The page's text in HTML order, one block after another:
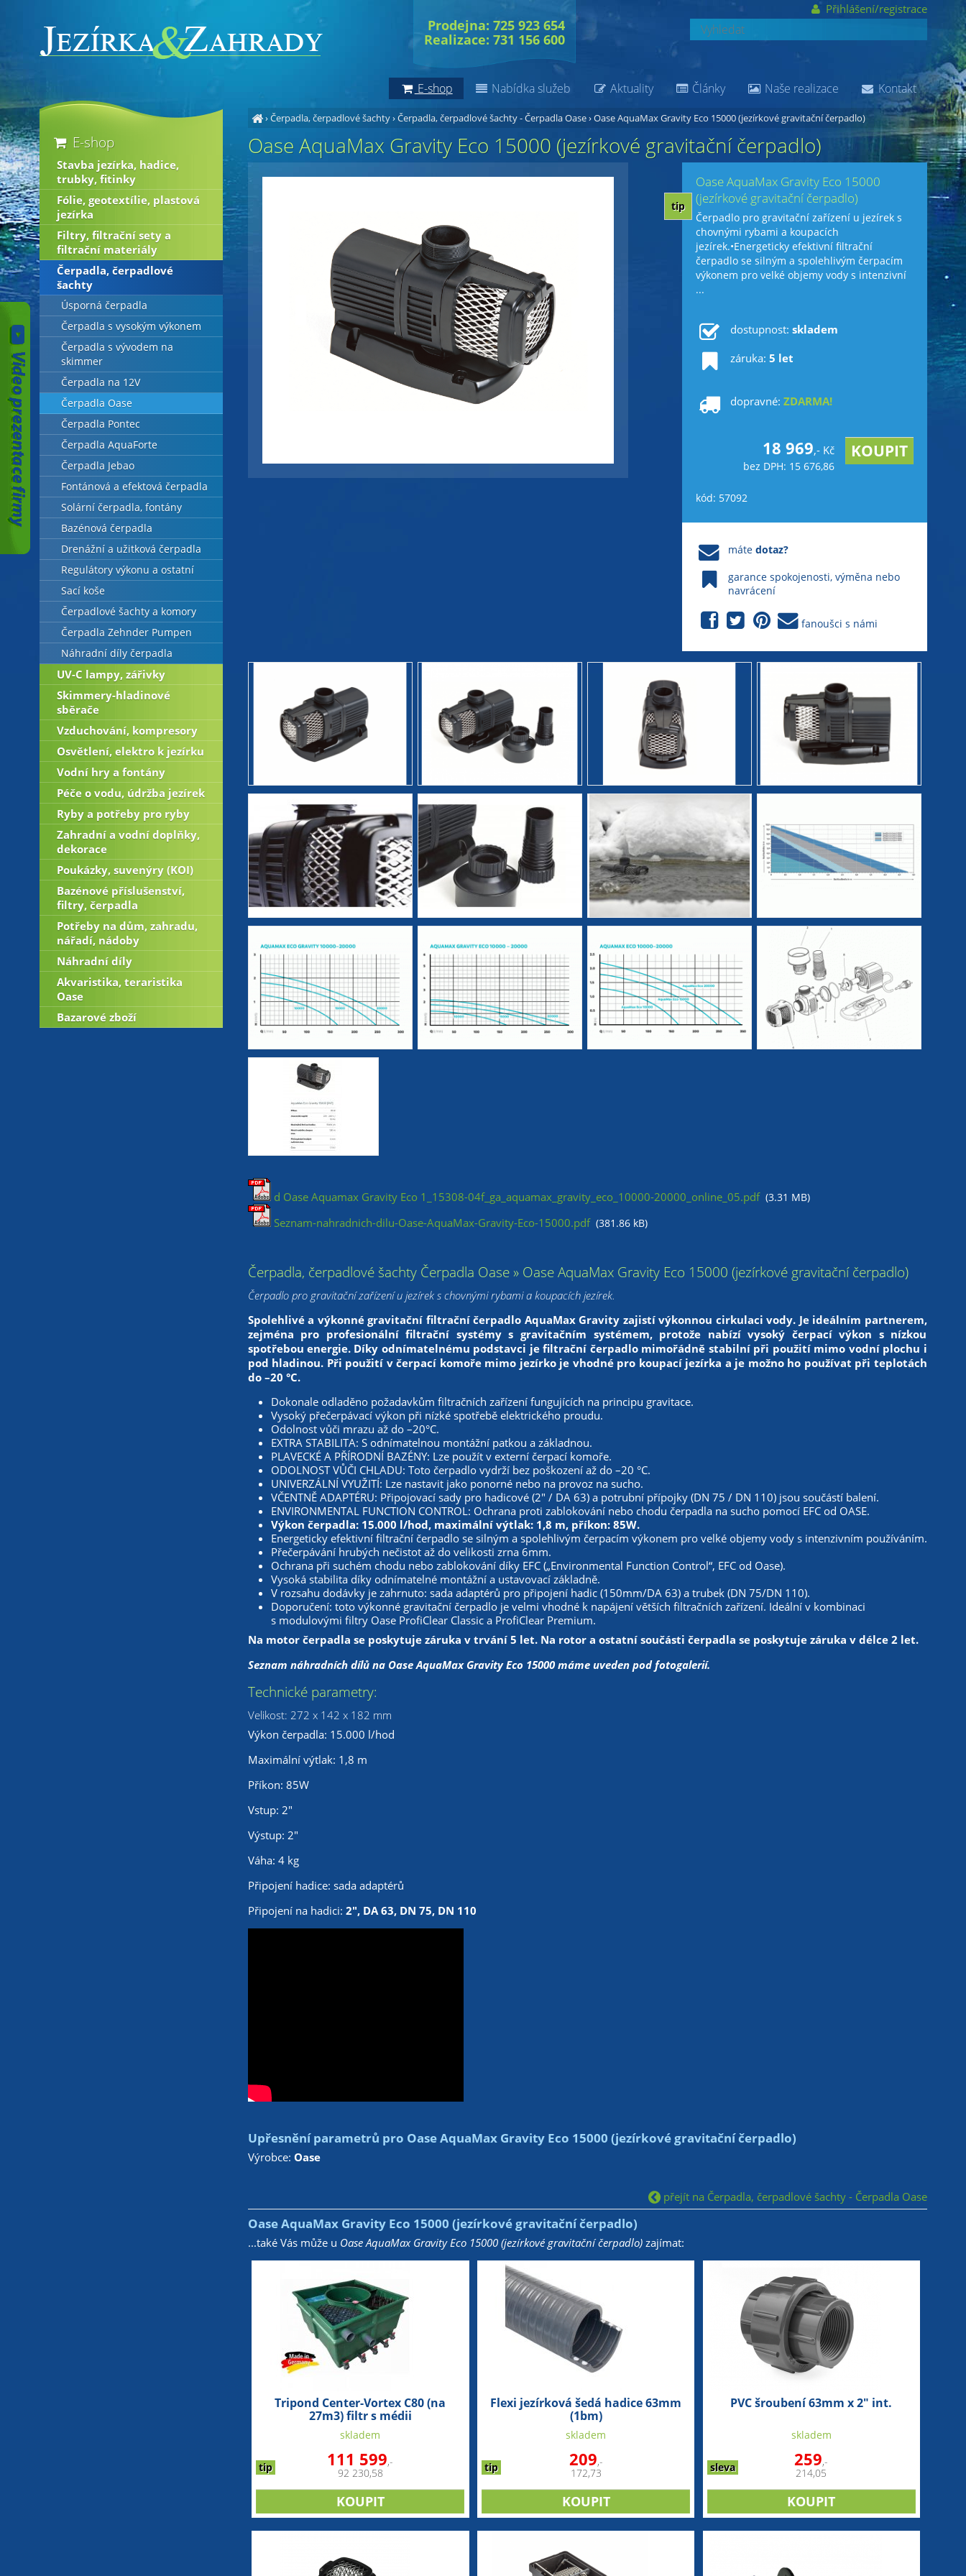
›Čerpadla, čerpadlové šachty›Čerpadla, čerpadlové šachty - Čerpadla Oase›Oase AquaMax Gravity Eco 15000 (jezírkové gravitační čerpadlo)
Oase AquaMax Gravity Eco 15000 (jezírkové gravitační čerpadlo)
Oase AquaMax Gravity Eco 15000
(jezírkové gravitační čerpadlo)
Čerpadlo pro gravitační zařízení u jezírek s
chovnými rybami a koupacích
jezírek.•Energeticky efektivní filtrační
čerpadlo se silným a spolehlivým čerpacím
výkonem pro velké objemy vody s intenzivní
...
tip
dostupnost: skladem
záruka: 5 let
dopravné: ZDARMA!
18 969,- Kč
bez DPH: 15 676,86
kód: 57092
mátedotaz?
garance spokojenosti, výměna nebo
navrácení
fanoušci s námi
d Oase Aquamax Gravity Eco 1_15308-04f_ga_aquamax_gravity_eco_10000-20000_online_05.pdf (3.31 MB)
Seznam-nahradnich-dilu-Oase-AquaMax-Gravity-Eco-15000.pdf (381.86 kB)
Čerpadla, čerpadlové šachty Čerpadla Oase » Oase AquaMax Gravity Eco 15000 (jezírkové gravitační čerpadlo)
Čerpadlo pro gravitační zařízení u jezírek s chovnými rybami a koupacích jezírek.
Spolehlivé a výkonné gravitační filtrační čerpadlo AquaMax Gravity zajistí výkonnou cirkulaci vody. Je ideálním partnerem,
zejména pro profesionální filtrační systémy s gravitačním systémem, protože nabízí vysoký čerpací výkon s nízkou
spotřebou energie. Díky odnímatelnému podstavci je filtrační čerpadlo mimořádně stabilní při použití mimo vodní plochu i
pod hladinou. Při použití v čerpací komoře mimo jezírko je vhodné pro koupací jezírka a je možno ho používat při teplotách
do –20 °C.
Dokonale odladěno požadavkům filtračních zařízení fungujících na principu gravitace.
Vysoký přečerpávací výkon při nízké spotřebě elektrického proudu.
Odolnost vůči mrazu až do –20°C.
EXTRA STABILITA: S odnímatelnou montážní patkou a základnou.
PLAVECKÉ A PŘÍRODNÍ BAZÉNY: Lze použít v externí čerpací komoře.
ODOLNOST VŮČI CHLADU: Toto čerpadlo vydrží bez poškození až do –20 °C.
UNIVERZÁLNÍ VYUŽITÍ: Lze nastavit jako ponorné nebo na provoz na sucho.
VČENTNĚ ADAPTÉRU: Připojovací sady pro hadicové (2" / DA 63) a potrubní přípojky (DN 75 / DN 110) jsou součástí balení.
ENVIRONMENTAL FUNCTION CONTROL: Ochrana proti zablokování nebo chodu čerpadla na sucho pomocí EFC od OASE.
Výkon čerpadla: 15.000 l/hod, maximální výtlak: 1,8 m, příkon: 85W.
Energeticky efektivní filtrační čerpadlo se silným a spolehlivým čerpacím výkonem pro velké objemy vody s intenzivním používáním.
Přečerpávání hrubých nečistot až do velikosti zrna 6mm.
Ochrana při suchém chodu nebo zablokování díky EFC („Environmental Function Control“, EFC od Oase).
Vysoká stabilita díky odnímatelné montážní a ustavovací základně.
V rozsahu dodávky je zahrnuto: sada adaptérů pro připojení hadic (150mm/DA 63) a trubek (DN 75/DN 110).
Doporučení: toto výkonné gravitační čerpadlo je velmi vhodné k napájení větších filtračních zařízení. Ideální v kombinaci
s modulovými filtry Oase ProfiClear Classic a ProfiClear Premium.
Na motor čerpadla se poskytuje záruka v trvání 5 let. Na rotor a ostatní součásti čerpadla se poskytuje záruka v délce 2 let.
Seznam náhradních dílů na Oase AquaMax Gravity Eco 15000máme uveden pod fotogalerií.
Technické parametry:
Velikost: 272 x 142 x 182 mm
Výkon čerpadla: 15.000 l/hod
Maximální výtlak: 1,8 m
Příkon: 85W
Vstup: 2″
Výstup: 2″
Váha: 4 kg
Připojení hadice: sada adaptérů
Připojení na hadici: 2", DA 63, DN 75, DN 110
Upřesnění parametrů pro Oase AquaMax Gravity Eco 15000 (jezírkové gravitační čerpadlo)
Výrobce: Oase
přejít na Čerpadla, čerpadlové šachty - Čerpadla Oase
Oase AquaMax Gravity Eco 15000 (jezírkové gravitační čerpadlo)
...také Vás může u Oase AquaMax Gravity Eco 15000 (jezírkové gravitační čerpadlo)zajímat:
Tripond Center-Vortex C80 (na
27m3) filtr s médii
tip
skladem
111 599,-
92 230,58
Flexi jezírková šedá hadice 63mm
(1bm)
tip
skladem
209,-
172,73
PVC šroubení 63mm x 2" int.
sleva
skladem
259,-
214,05
E-shop
Stavba jezírka, hadice,
trubky, fitinky
Fólie, geotextílie, plastová
jezírka
Filtry, filtrační sety a
filtrační materiály
Čerpadla, čerpadlové
šachty
Úsporná čerpadla
Čerpadla s vysokým výkonem
Čerpadla s vývodem na
skimmer
Čerpadla na 12V
Čerpadla Oase
Čerpadla Pontec
Čerpadla AquaForte
Čerpadla Jebao
Fontánová a efektová čerpadla
Solární čerpadla, fontány
Bazénová čerpadla
Drenážní a užitková čerpadla
Regulátory výkonu a ostatní
Sací koše
Čerpadlové šachty a komory
Čerpadla Zehnder Pumpen
Náhradní díly čerpadla
UV-C lampy, zářivky
Skimmery-hladinové
sběrače
Vzduchování, kompresory
Osvětlení, elektro k jezírku
Vodní hry a fontány
Péče o vodu, údržba jezírek
Ryby a potřeby pro ryby
Zahradní a vodní doplňky,
dekorace
Poukázky, suvenýry (KOI)
Bazénové příslušenství,
filtry, čerpadla
Potřeby na dům, zahradu,
nářadí, nádoby
Náhradní díly
Akvaristika, teraristika
Oase
Bazarové zboží
E-shop Nabídka služeb Aktuality Články Naše realizace Kontakt
Prodejna: 725 923 654
Realizace: 731 156 600
Přihlášení/registrace